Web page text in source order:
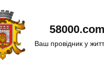
Ваш провідник у